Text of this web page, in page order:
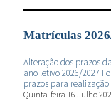
Matrículas
Alteração dos prazos
ano letivo 2026/2027
prazos para
Quinta-feira 16 Julho